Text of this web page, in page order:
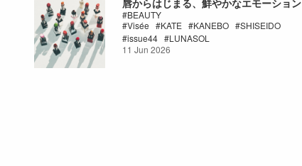
唇からはじまる、鮮やかなエモーション
BEAUTY
Visée
KATE KANEBO
SHISEIDO
issue44
LUNASOL
11 Jun 2026